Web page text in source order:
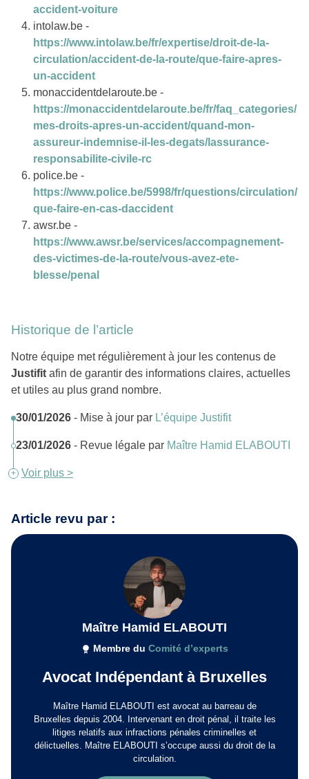
accident-voiture
intolaw.be -
https://www.intolaw.be/fr/expertise/droit-de-la-
circulation/accident-de-la-route/que-faire-apres-
un-accident
monaccidentdelaroute.be -
https://monaccidentdelaroute.be/fr/faq_categories/
mes-droits-apres-un-accident/quand-mon-
assureur-indemnise-il-les-degats/lassurance-
responsabilite-civile-rc
police.be -
https://www.police.be/5998/fr/questions/circulation/
que-faire-en-cas-daccident
awsr.be -
https://www.awsr.be/services/accompagnement-
des-victimes-de-la-route/vous-avez-ete-
blesse/penal
Historique de l’article
Notre équipe met régulièrement à jour les contenus de
Justifit afin de garantir des informations claires, actuelles
et utiles au plus grand nombre.
30/01/2026 - Mise à jour par L’équipe Justifit
23/01/2026 - Revue légale par Maître Hamid ELABOUTI
Voir plus >
Article revu par :
Maître Hamid ELABOUTI
Membre du Comité d’experts
Avocat Indépendant à Bruxelles
Maître Hamid ELABOUTI est avocat au barreau de
Bruxelles depuis 2004. Intervenant en droit pénal, il traite les
litiges relatifs aux infractions pénales criminelles et
délictuelles. Maître ELABOUTI s’occupe aussi du droit de la
circulation.